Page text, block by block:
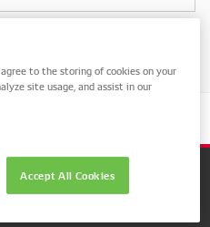
to the storing of cookies on your
site usage, and assist in our
Accept All Cookies